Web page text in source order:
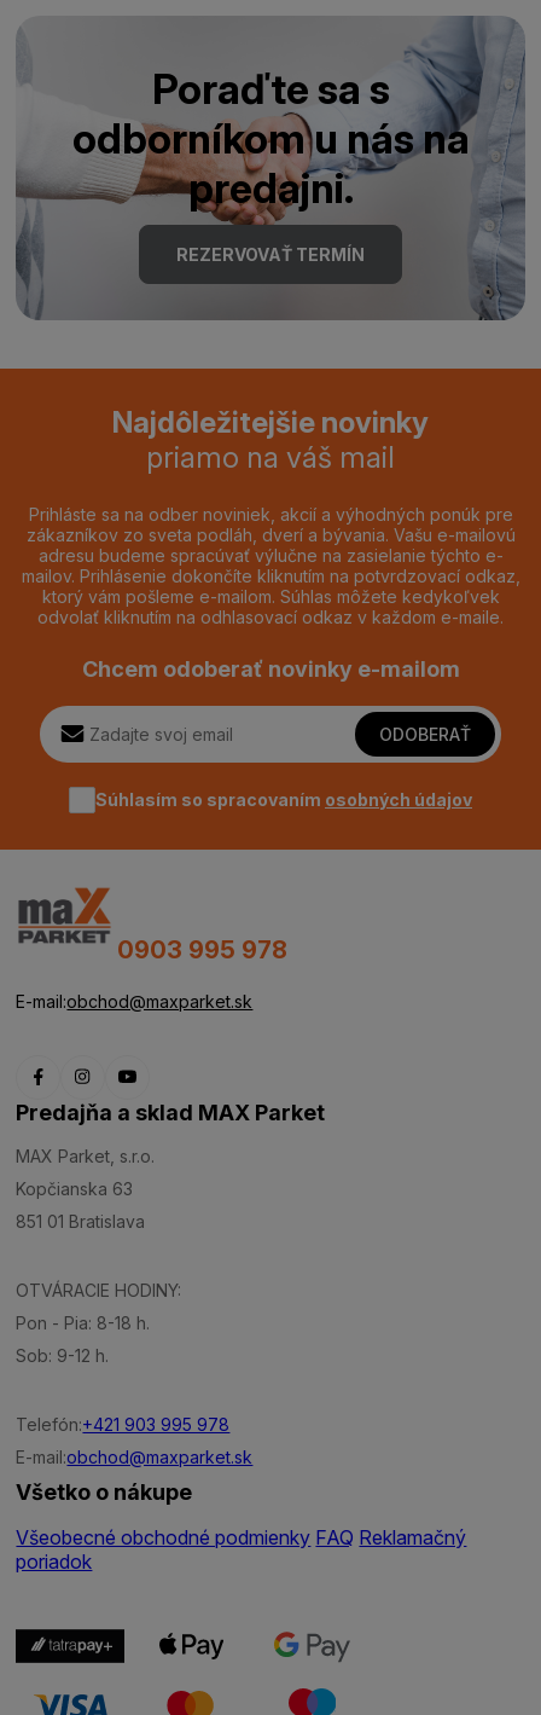
Poraďte sa s
odborníkom u nás na
predajni.
REZERVOVAŤ TERMÍN
Najdôležitejšie novinky
priamo na váš mail
Prihláste sa na odber noviniek, akcií a výhodných ponúk pre
zákazníkov zo sveta podláh, dverí a bývania. Vašu e-mailovú
adresu budeme spracúvať výlučne na zasielanie týchto e-
mailov. Prihlásenie dokončíte kliknutím na potvrdzovací odkaz,
ktorý vám pošleme e-mailom. Súhlas môžete kedykoľvek
odvolať kliknutím na odhlasovací odkaz v každom e-maile.
Chcem odoberať novinky e-mailom
ODOBERAŤ
Súhlasím so spracovaním osobných údajov
0903 995 978
E-mail:obchod@maxparket.sk
Predajňa a sklad MAX Parket
MAX Parket, s.r.o.
Kopčianska 63
851 01 Bratislava
OTVÁRACIE HODINY:
Pon - Pia: 8-18 h.
Sob: 9-12 h.
Telefón:+421 903 995 978
E-mail:obchod@maxparket.sk
Všetko o nákupe
Všeobecné obchodné podmienky FAQ Reklamačný
poriadok